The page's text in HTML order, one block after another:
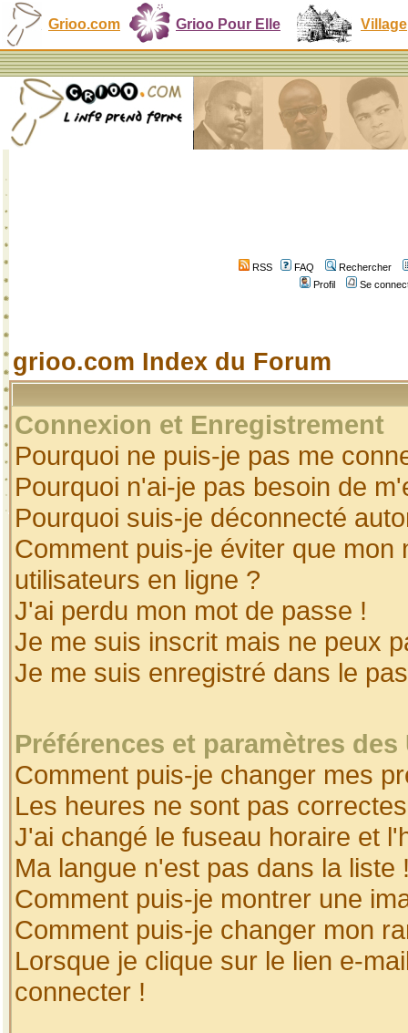
Grioo.com Grioo Pour Elle Village
RSS FAQ
Rechercher
Profil
Se
grioo.com Index du Forum
Connexion et Enregistrement
Pourquoi ne puis-je pas me
Pourquoi n'ai-je pas besoin de
Pourquoi suis-je déconnecté
Comment puis-je éviter que
utilisateurs en ligne ?
J'ai perdu mon mot de passe !
Je me suis inscrit mais ne peux
Je me suis enregistré dans le
Préférences et paramètres
Comment puis-je changer mes
Les heures ne sont pas
J'ai changé le fuseau horaire et
Ma langue n'est pas dans la liste
Comment puis-je montrer une
Comment puis-je changer mon
Lorsque je clique sur le lien e-
connecter !